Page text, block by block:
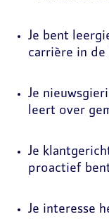
Je bent
carrière in de
Je
leert over
Je
proactief
Je interesse